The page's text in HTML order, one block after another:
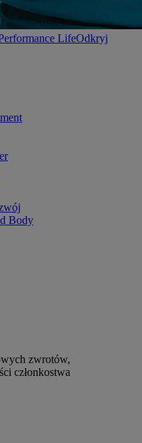
LifeOdkryj
Body
zwrotów,
członkostwa